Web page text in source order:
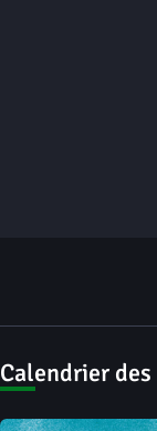
Calendrier